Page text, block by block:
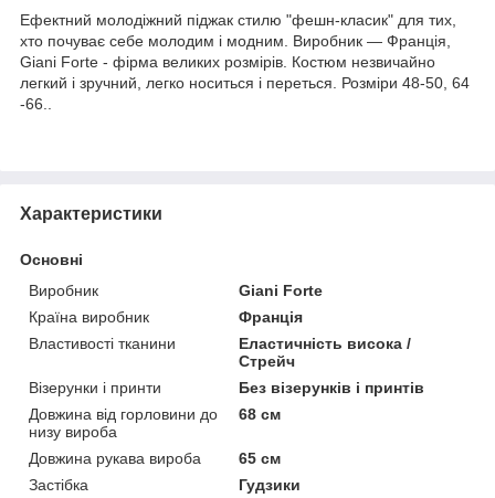
Ефектний молодіжний піджак стилю "фешн-класик" для тих,
хто почуває себе молодим і модним. Виробник ― Франція,
Giani Forte - фірма великих розмірів. Костюм незвичайно
легкий і зручний, легко носиться і переться. Розміри 48-50, 64
-66..
Характеристики
Основні
Виробник
Giani Forte
Країна виробник
Франція
Властивості тканини
Еластичність висока /
Стрейч
Візерунки і принти
Без візерунків і принтів
Довжина від горловини до
низу вироба
68 см
Довжина рукава вироба
65 см
Застібка
Гудзики